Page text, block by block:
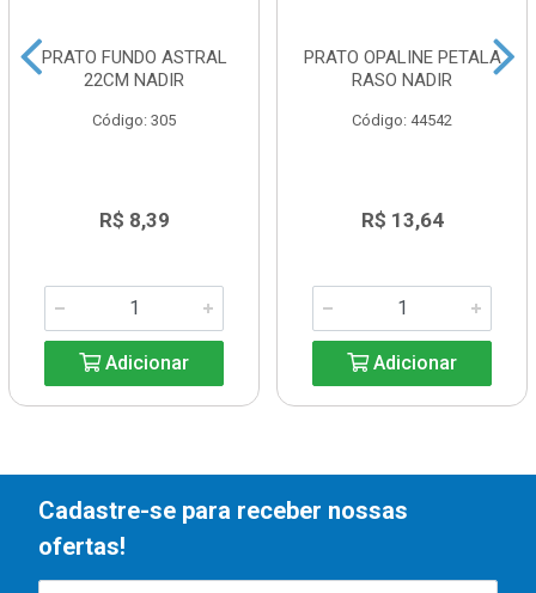
PRATO FUNDO ASTRAL
22CM NADIR
Código: 305
R$ 8,39
Adicionar
PRATO OPALINE PETALA
RASO NADIR
Código: 44542
R$ 13,64
Adicionar
Cadastre-se para receber nossas
ofertas!